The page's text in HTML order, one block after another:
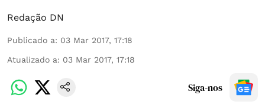
Redação DN
Publicado a: 03 Mar 2017, 17:18
Atualizado a: 03 Mar 2017, 17:18
Siga-nos